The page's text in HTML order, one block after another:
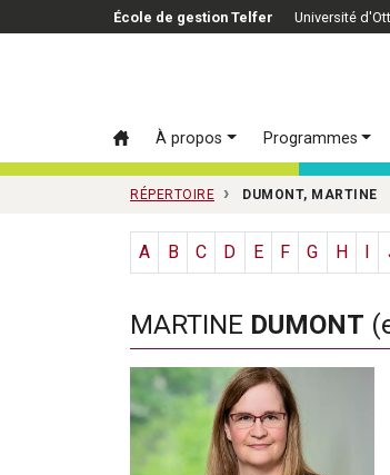
Passer au contenu principal
École de gestion Telfer Université
À propos Programmes
RÉPERTOIRE DUMONT, MARTINE
A B C D E F G H
MARTINE DUMONT